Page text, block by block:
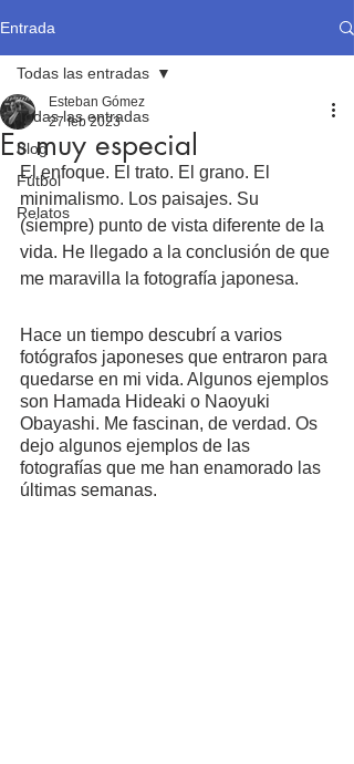
Entrada
Todas las entradas
Blog
Fútbol
Relatos
Todas las entradas
Es muy especial
Esteban Gómez
27 feb 2023
El enfoque. El trato. El grano. El
minimalismo. Los paisajes. Su
(siempre) punto de vista diferente de la
vida. He llegado a la conclusión de que
me maravilla la fotografía japonesa.
Hace un tiempo descubrí a varios
fotógrafos japoneses que entraron para
quedarse en mi vida. Algunos ejemplos
son Hamada Hideaki o Naoyuki
Obayashi. Me fascinan, de verdad. Os
dejo algunos ejemplos de las
fotografías que me han enamorado las
últimas semanas.